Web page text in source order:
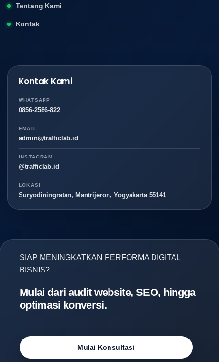
Tentang Kami
Kontak
Kontak Kami
WHATSAPP
0856-2586-822
EMAIL
admin@trafficlab.id
INSTAGRAM
@trafficlab.id
LOKASI
Suryodiningratan, Mantrijeron, Yogyakarta 55141
SIAP MENINGKATKAN PERFORMA DIGITAL
BISNIS?
Mulai dari audit website, SEO, hingga
optimasi konversi.
Mulai Konsultasi